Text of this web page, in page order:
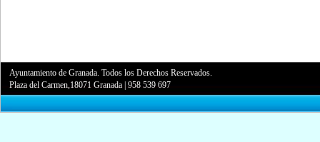
Ayuntamiento de Granada. Todos los Derechos Reservados.
Plaza del Carmen,18071 Granada |958 539 697